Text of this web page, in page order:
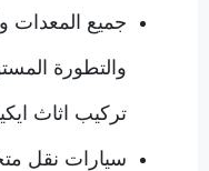
جميع المعدات
والتطورة
تركيب اثاث
سيارات نقل